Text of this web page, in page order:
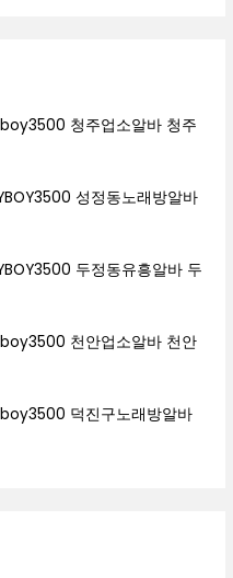
청주업소알바 청주
성정동노래방알바
두정동유흥알바 두
천안업소알바 천안
덕진구노래방알바